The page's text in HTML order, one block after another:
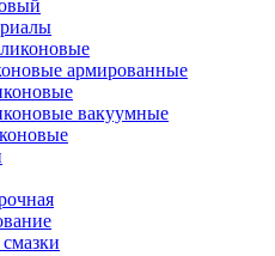
армированные
вакуумные